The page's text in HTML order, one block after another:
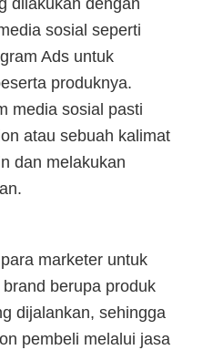
dilakukan dengan
sosial seperti
Ads untuk
produknya.
media sosial pasti
atau sebuah kalimat
dan melakukan
marketer untuk
berupa produk
dijalankan, sehingga
pembeli melalui jasa